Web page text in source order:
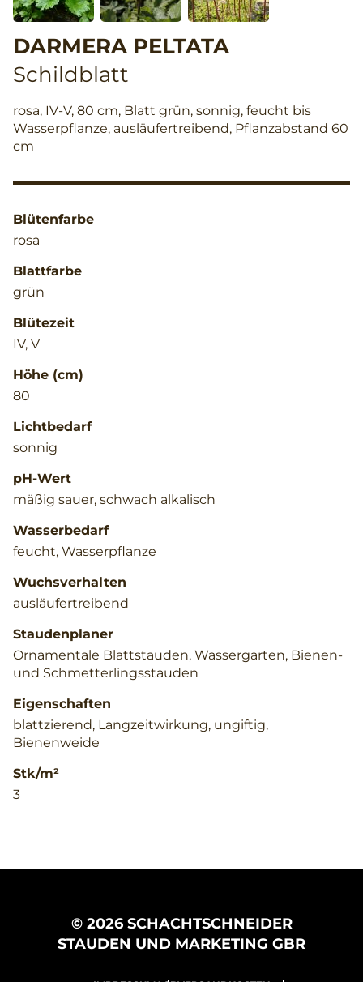
DARMERA PELTATA
Schildblatt
rosa, IV-V, 80 cm, Blatt grün, sonnig, feucht bis
Wasserpflanze, ausläufertreibend, Pflanzabstand 60
cm
Blütenfarbe
rosa
Blattfarbe
grün
Blütezeit
IV, V
Höhe (cm)
80
Lichtbedarf
sonnig
pH-Wert
mäßig sauer, schwach alkalisch
Wasserbedarf
feucht, Wasserpflanze
Wuchsverhalten
ausläufertreibend
Staudenplaner
Ornamentale Blattstauden, Wassergarten, Bienen-
und Schmetterlingsstauden
Eigenschaften
blattzierend, Langzeitwirkung, ungiftig,
Bienenweide
Stk/m²
3
© 2026 SCHACHTSCHNEIDER
STAUDEN UND MARKETING GBR